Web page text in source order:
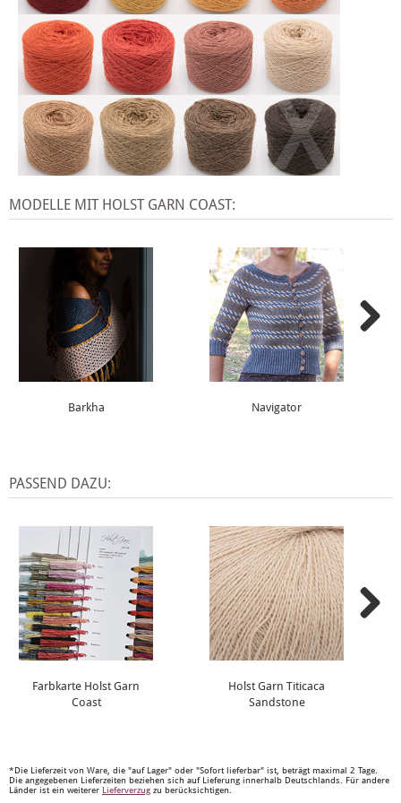
X
MODELLE MIT HOLST GARN COAST:
Barkha Navigator
PASSEND DAZU:
Farbkarte Holst Garn
Coast
Holst Garn Titicaca
Sandstone
*Die Lieferzeit von Ware, die "auf Lager" oder "Sofort lieferbar" ist, beträgt maximal 2 Tage.
Die angegebenen Lieferzeiten beziehen sich auf Lieferung innerhalb Deutschlands. Für andere
Länder ist ein weiterer Lieferverzug zu berücksichtigen.